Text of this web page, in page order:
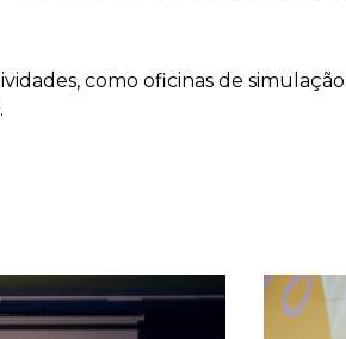
como oficinas de